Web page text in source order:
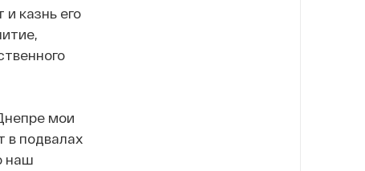
казнь его
мои
в подвалах
наш